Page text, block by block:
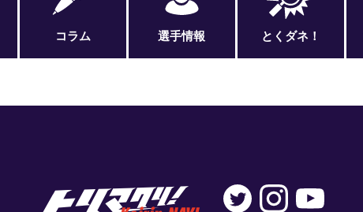
コラム 選手情報 とくダネ！